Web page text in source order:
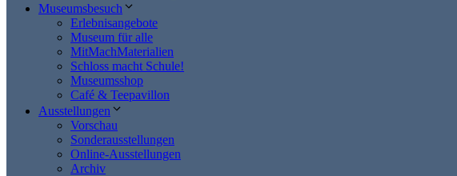
Museumsbesuch
Erlebnisangebote
Museum für alle
MitMachMaterialien
Schloss macht Schule!
Museumsshop
Café & Teepavillon
Ausstellungen
Vorschau
Sonderausstellungen
Online-Ausstellungen
Archiv